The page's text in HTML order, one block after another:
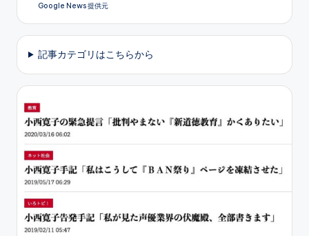
ー
ジ
送
り
Google News 提供元
記事カテゴリはこちらから